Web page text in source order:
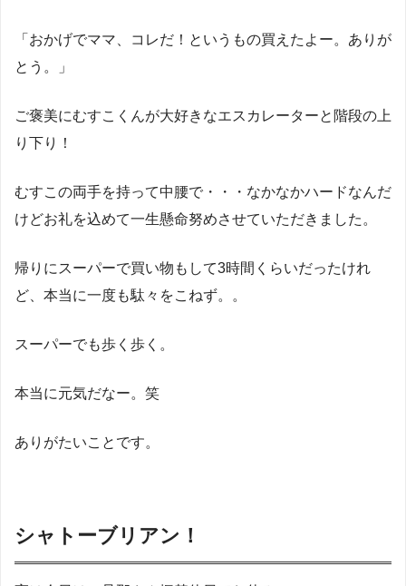
「おかげでママ、コレだ！というもの買えたよー。ありが
とう。」
ご褒美にむすこくんが大好きなエスカレーターと階段の上
り下り！
むすこの両手を持って中腰で・・・なかなかハードなんだ
けどお礼を込めて一生懸命努めさせていただきました。
帰りにスーパーで買い物もして3時間くらいだったけれ
ど、本当に一度も駄々をこねず。。
スーパーでも歩く歩く。
本当に元気だなー。笑
ありがたいことです。
シャトーブリアン！